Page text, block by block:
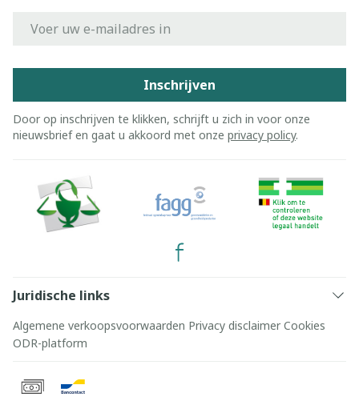
Inschrijven
Door op inschrijven te klikken, schrijft u zich in voor onze
nieuwsbrief en gaat u akkoord met onze privacy policy.
Juridische links
Algemene verkoopsvoorwaarden Privacy disclaimer Cookies
ODR-platform